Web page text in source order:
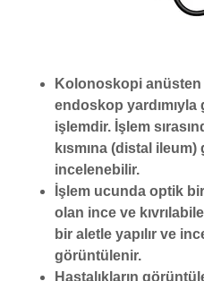
Kolonoskopi anüsten
endoskop
işlemdir. İşlem
kısmına (distal
incelenebilir.
İşlem ucunda optik bir
olan ince ve
bir aletle yapılır ve
görüntülenir.
Hastalıkların